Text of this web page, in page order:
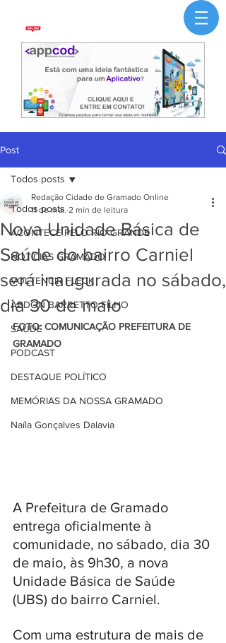
Post
Todos posts
ACONTECE PELO RIO GRANDE
NOTÍCIAS GRAMADO
VOLTENCIR FLECK
ABDON BARRETTO FILHO
SAÚDE
PODCAST
DESTAQUE POLÍTICO
MEMÓRIAS DA NOSSA GRAMADO
Naíla Gonçalves Dalavia
Todos posts
Nova Unidade Básica de
Saúde do bairro Carniel
será inaugurada no sábado,
dia 30 de maio
Redação Cidade de Gramado Online
11 de mai. 2 min de leitura
FOTO: COMUNICAÇÃO PREFEITURA DE
GRAMADO
A Prefeitura de Gramado
entrega oficialmente à
comunidade, no sábado, dia 30
de maio, às 9h30, a nova
Unidade Básica de Saúde
(UBS) do bairro Carniel.
Com uma estrutura de mais de